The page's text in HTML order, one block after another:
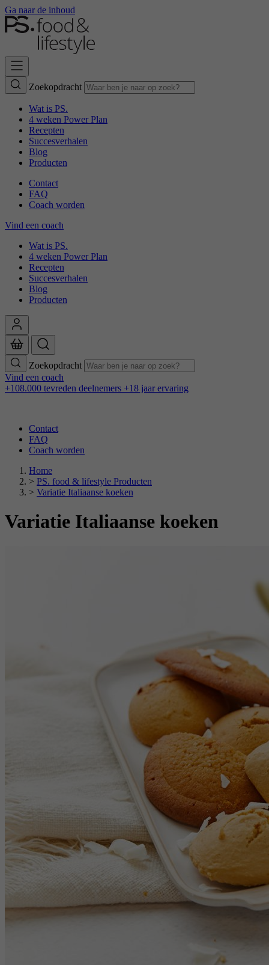
Ga naar de inhoud
Zoekopdracht
Wat is PS.
4 weken Power Plan
Recepten
Succesverhalen
Blog
Producten
Contact
FAQ
Coach worden
Vind een coach
Wat is PS.
4 weken Power Plan
Recepten
Succesverhalen
Blog
Producten
Zoekopdracht
Vind een coach
+108.000 tevreden deelnemers +18 jaar ervaring
Contact
FAQ
Coach worden
Home
> PS. food & lifestyle Producten
> Variatie Italiaanse koeken
Variatie Italiaanse koeken